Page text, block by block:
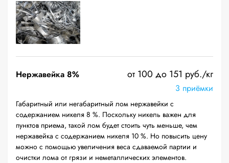
Нержавейка 8% от 100 до 151 руб./кг
3 приёмки
Габаритный или негабаритный лом нержавейки с
содержанием никеля 8 %. Поскольку никель важен для
пунктов приема, такой лом будет стоить чуть меньше, чем
нержавейка с содержанием никеля 10 %. Но повысить цену
можно с помощью увеличения веса сдаваемой партии и
очистки лома от грязи и неметаллических элементов.